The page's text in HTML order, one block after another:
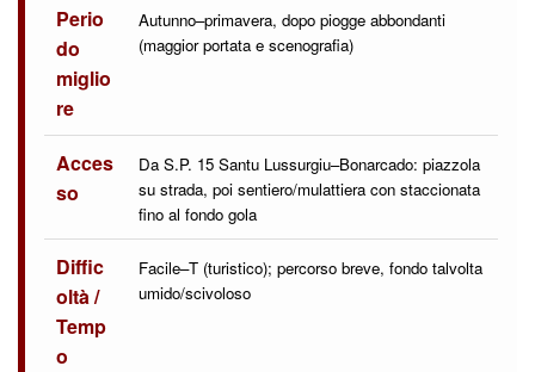
Perio
do
miglio
re
Autunno–primavera, dopo piogge abbondanti
(maggior portata e scenografia)
Acces
so
Da S.P. 15 Santu Lussurgiu–Bonarcado: piazzola
su strada, poi sentiero/mulattiera con staccionata
fino al fondo gola
Diffic
oltà /
Temp
o
Facile–T (turistico); percorso breve, fondo talvolta
umido/scivoloso